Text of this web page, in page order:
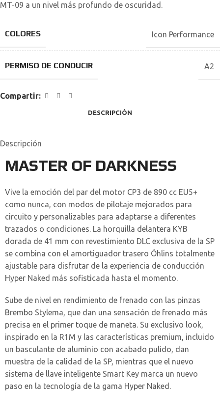
MT-09 a un nivel más profundo de oscuridad.
COLORES Icon Performance
PERMISO DE CONDUCIR A2
Compartir:
DESCRIPCIÓN
Descripción
MASTER OF DARKNESS
Vive la emoción del par del motor CP3 de 890 cc EU5+
como nunca, con modos de pilotaje mejorados para
circuito y personalizables para adaptarse a diferentes
trazados o condiciones. La horquilla delantera KYB
dorada de 41 mm con revestimiento DLC exclusiva de la SP
se combina con el amortiguador trasero Öhlins totalmente
ajustable para disfrutar de la experiencia de conducción
Hyper Naked más sofisticada hasta el momento.
Sube de nivel en rendimiento de frenado con las pinzas
Brembo Stylema, que dan una sensación de frenado más
precisa en el primer toque de maneta. Su exclusivo look,
inspirado en la R1M y las características premium, incluido
un basculante de aluminio con acabado pulido, dan
muestra de la calidad de la SP, mientras que el nuevo
sistema de llave inteligente Smart Key marca un nuevo
paso en la tecnología de la gama Hyper Naked.